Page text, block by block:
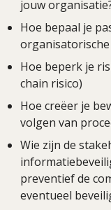
jouw
Hoe bepaal je
Hoe beperk je
chain risico)
Hoe creëer je
volgen van
Wie zijn de
preventief de
eventueel